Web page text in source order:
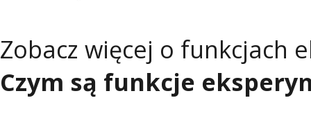
Zobacz więcej o funkcjach
Czym są funkcje